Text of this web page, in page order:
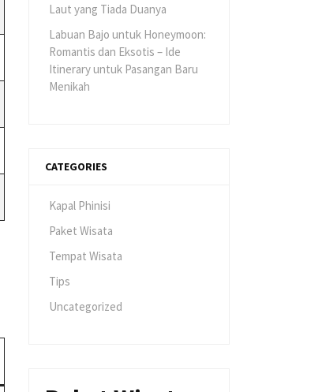
Laut yang Tiada Duanya
Labuan Bajo untuk Honeymoon:
Romantis dan Eksotis – Ide
Itinerary untuk Pasangan Baru
Menikah
CATEGORIES
Kapal Phinisi
Paket Wisata
Tempat Wisata
Tips
Uncategorized